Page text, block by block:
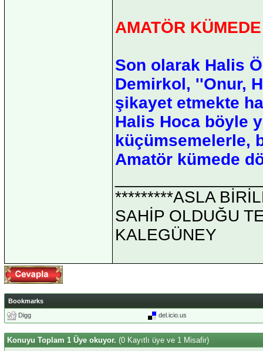
AMATÖR
Son olarak Halis
Demirkol, ''Onur,
şikayet etmekte
Halis Hoca böyle
küçümsemelerle,
Amatör kümede
*********ASLA
SAHİP OLDUĞU
KALEGÜNEY
Bookmarks
Digg
del.icio.us
Konuyu Toplam 1 Üye okuyor. (0 Kayıtlı üye ve 1 Misafir)